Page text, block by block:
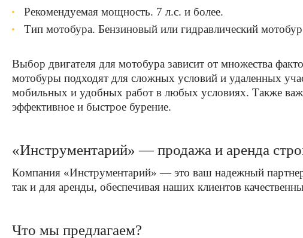
Рекомендуемая мощность. 7 л.с. и более.
Тип мотобура. Бензиновый или гидравлический
Выбор двигателя для мотобура зависит от множества
мотобуры подходят для сложных условий и удаленных
мобильных и удобных работ в любых условиях. Также
эффективное и быстрое бурение.
«Инструментарий» — продажа и аренда
Компания «Инструментарий» — это ваш надежный
так и для аренды, обеспечивая наших клиентов
Что мы предлагаем?